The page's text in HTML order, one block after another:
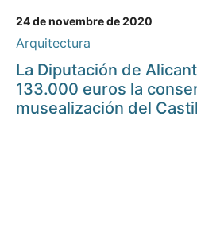
24 de novembre de 2020
Arquitectura
La Diputación de
133.000 euros la
musealización del